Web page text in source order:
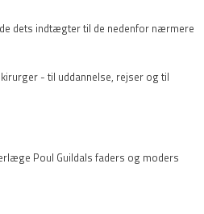
dets indtægter til de nedenfor nærmere
- til uddannelse, rejser og til
Poul Guildals faders og moders